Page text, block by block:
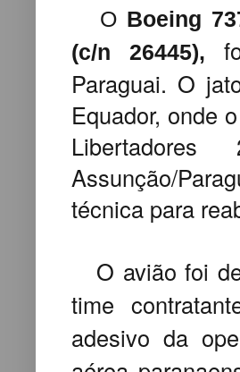
O Boeing
(c/n 26445),
Paraguai. O
Equador, onde
Assunção/
técnica para
O avião foi
time
adesivo da